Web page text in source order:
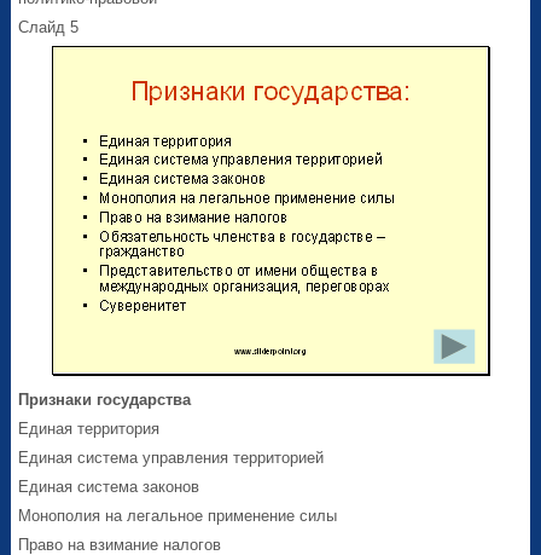
Слайд 5
Признаки государства
Единая территория
Единая система управления территорией
Единая система законов
Монополия на легальное применение силы
Право на взимание налогов